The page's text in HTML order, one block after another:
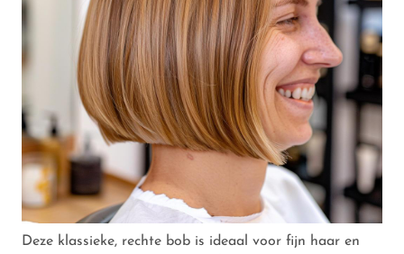
Deze klassieke, rechte bob is ideaal voor fijn haar en